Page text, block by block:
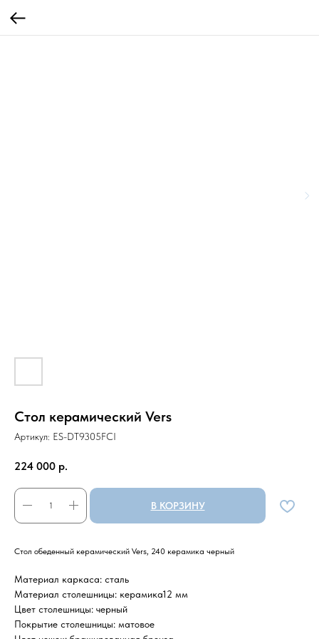
Стол керамический Vers
Артикул: ES-DT9305FCI
224 000 р.
В КОРЗИНУ
Стол обеденный керамический Vers, 240 керамика черный
Материал каркаса: сталь
Материал столешницы: керамика12 мм
Цвет столешницы: черный
Покрытие столешницы: матовое